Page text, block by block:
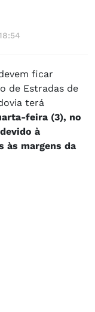
ficar
de Estradas de
terá
feira (3), no
à
às margens da